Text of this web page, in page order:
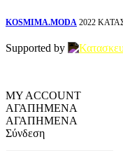
KOSMIMA.MODA 2022
Supported by
MY ACCOUNT
ΑΓΑΠΗΜΕΝΑ
ΑΓΑΠΗΜΕΝΑ
Σύνδεση